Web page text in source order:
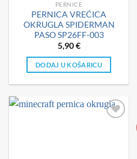
PERNICE
PERNICA VREĆICA
OKRUGLA SPIDERMAN
PASO SP26FF-003
5,90€
DODAJ U KOŠARICU